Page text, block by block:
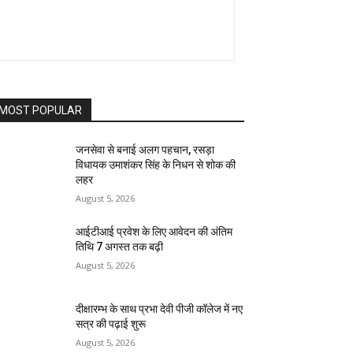
POPULAR
जनसेवा से बनाई अलग पहचान, रसड़ा
विधायक उमाशंकर सिंह के निधन से शोक की
लहर
August 5, 2026
आईटीआई प्रवेश के लिए आवेदन की अंतिम
तिथि 7 अगस्त तक बढ़ी
August 5, 2026
दीक्षारम्भ के साथ प्रभा देवी पीजी कॉलेज में नए
सत्र की पढ़ाई शुरू
August 5, 2026